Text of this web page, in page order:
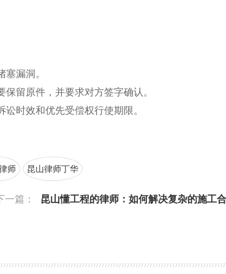
漏洞。
留原件，并要求对方签字确认。
时效和优先受偿权行使期限。
师 昆山律师丁华
一篇： 昆山懂工程的律师：如何解决复杂的施工合同纠